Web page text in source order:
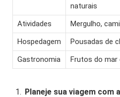
naturais
Atividades
Mergulho,
Hospedagem
Pousadas de
Gastronomia
Frutos do mar
Planeje sua viagem com